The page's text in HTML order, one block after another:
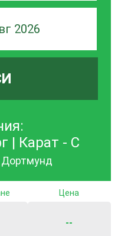
2026
| Карат - С
Дортмунд
Цена
--